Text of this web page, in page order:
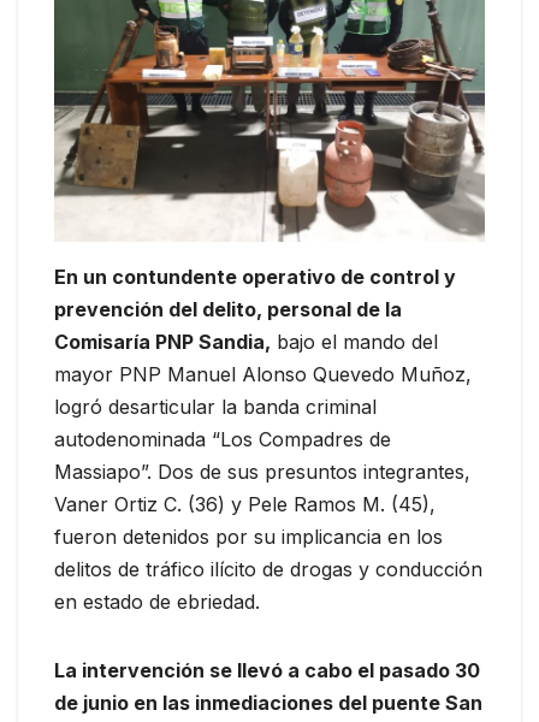
En un contundente operativo de control y
prevención del delito, personal de la
Comisaría PNP Sandia, bajo el mando del
mayor PNP Manuel Alonso Quevedo Muñoz,
logró desarticular la banda criminal
autodenominada “Los Compadres de
Massiapo”. Dos de sus presuntos integrantes,
Vaner Ortiz C. (36) y Pele Ramos M. (45),
fueron detenidos por su implicancia en los
delitos de tráfico ilícito de drogas y conducción
en estado de ebriedad.
La intervención se llevó a cabo el pasado 30
de junio en las inmediaciones del puente San